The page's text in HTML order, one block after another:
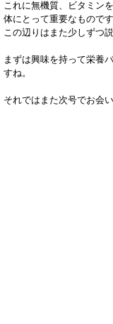
これに無機質、ビタミン
体にとって重要なものです
この辺りはまた少しずつ
まずは興味を持って栄養
すね。
それではまた次号でお会